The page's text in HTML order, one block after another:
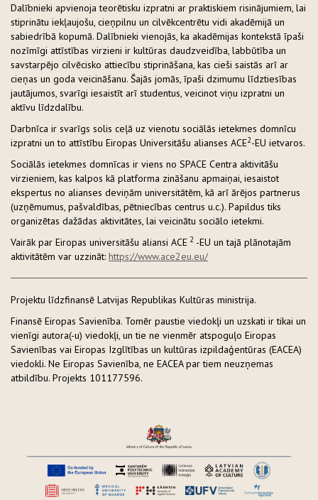
Dalībnieki apvienoja teorētisku izpratni ar praktiskiem risinājumiem, lai
stiprinātu iekļaujošu, cieņpilnu un cilvēkcentrētu vidi akadēmijā un
sabiedrībā kopumā. Dalībnieki vienojās, ka akadēmijas kontekstā īpaši
nozīmīgi attīstības virzieni ir kultūras daudzveidība, labbūtība un
savstarpējo cilvēcisko attiecību stiprināšana, kas cieši saistās arī ar
cieņas un goda veicināšanu. Šajās jomās, īpaši dzimumu līdztiesības
jautājumos, svarīgi iesaistīt arī studentus, veicinot viņu izpratni un
aktīvu līdzdalību.
Darbnīca ir svarīgs solis ceļā uz vienotu sociālās ietekmes domnīcu
izpratni un to attīstību Eiropas Universitāšu alianses ACE2-EU ietvaros.
Sociālās ietekmes domnīcas ir viens no SPACE Centra aktivitāšu
virzieniem, kas kalpos kā platforma zināšanu apmaiņai, iesaistot
ekspertus no alianses deviņām universitātēm, kā arī ārējos partnerus
(uzņēmumus, pašvaldības, pētniecības centrus u.c.). Papildus tiks
organizētas dažādas aktivitātes, lai veicinātu sociālo ietekmi.
Vairāk par Eiropas universitāšu aliansi ACE 2 -EU un tajā plānotajām
aktivitātēm var uzzināt: https://www.ace2eu.eu/
Projektu līdzfinansē Latvijas Republikas Kultūras ministrija.
Finansē Eiropas Savienība. Tomēr paustie viedokļi un uzskati ir tikai un
vienīgi autora(-u) viedokļi, un tie ne vienmēr atspoguļo Eiropas
Savienības vai Eiropas Izglītības un kultūras izpildaģentūras (EACEA)
viedokli. Ne Eiropas Savienība, ne EACEA par tiem neuzņemas
atbildību. Projekts 101177596.